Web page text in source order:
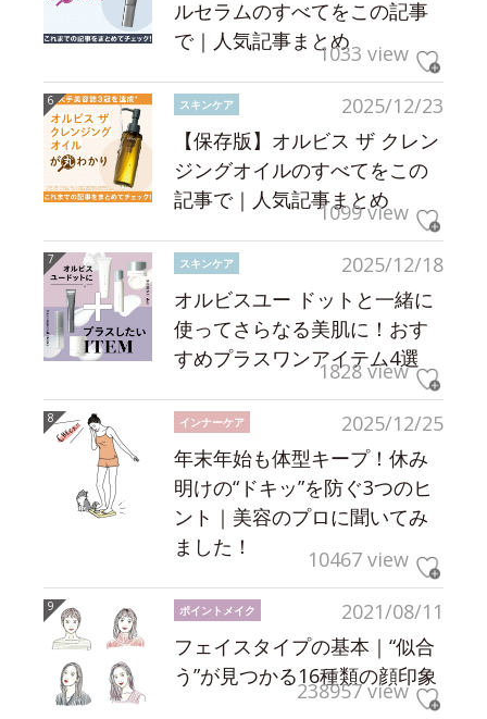
ルセラムのすべてをこの記事
で｜人気記事まとめ1033 view
2025/12/23
スキンケア
【保存版】オルビス ザ クレン
ジングオイルのすべてをこの
記事で｜人気記事まとめ
1099 view
2025/12/18
スキンケア
オルビスユー ドットと一緒に
使ってさらなる美肌に！おす
すめプラスワンアイテム4選
1828 view
2025/12/25
インナーケア
年末年始も体型キープ！休み
明けの“ドキッ”を防ぐ3つのヒ
ント｜美容のプロに聞いてみ
ました！
10467 view
2021/08/11
ポイントメイク
フェイスタイプの基本｜“似合
う”が見つかる16種類の顔印象
238957 view